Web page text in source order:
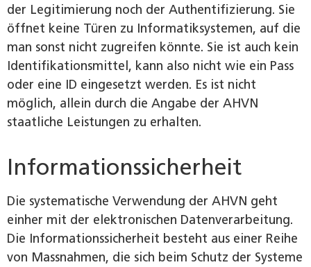
der Legitimierung noch der Authentifizierung. Sie
öffnet keine Türen zu Informatiksystemen, auf die
man sonst nicht zugreifen könnte. Sie ist auch kein
Identifikationsmittel, kann also nicht wie ein Pass
oder eine ID eingesetzt werden. Es ist nicht
möglich, allein durch die Angabe der AHVN
staatliche Leistungen zu erhalten.
Informationssicherheit
Die systematische Verwendung der AHVN geht
einher mit der elektronischen Datenverarbeitung.
Die Informationssicherheit besteht aus einer Reihe
von Massnahmen, die sich beim Schutz der Systeme